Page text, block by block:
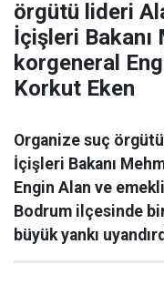
örgütü lideri
İçişleri Bakanı
korgeneral
Korkut Eken
Organize suç
İçişleri Bakanı
Engin Alan ve
Bodrum ilçesinde
büyük yankı